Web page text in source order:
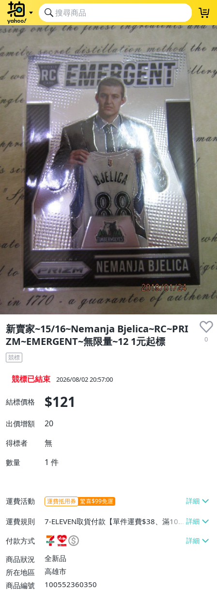
新賣家~15/16~Nemanja Bjelica~RC~PRI
ZM~EMERGENT~無限量~12 1元起標
0
競標
競標已結束 2026/08/02 20:57:00
結標價格 $121
出價增額 20
得標者 無
數量 1 件
運費活動 運費抵用券 驚喜$99免運
運費規則
7-ELEVEN取貨付款【單件運費$38、滿100
件或消費滿$1000000免運費】、7-ELEVEN
取貨不付款【單件運費$38】、萊爾富取貨
付款【單件運費$60、滿50件或消費滿$30
0000免運費】、郵局掛號【單件運費$50、
付款方式
商品狀況
全新品
所在地區
高雄市
商品編號
100552360350